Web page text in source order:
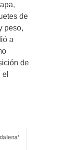
de
peso,
a
de